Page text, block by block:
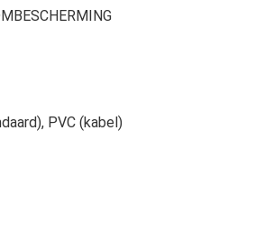
PVC (kabel)